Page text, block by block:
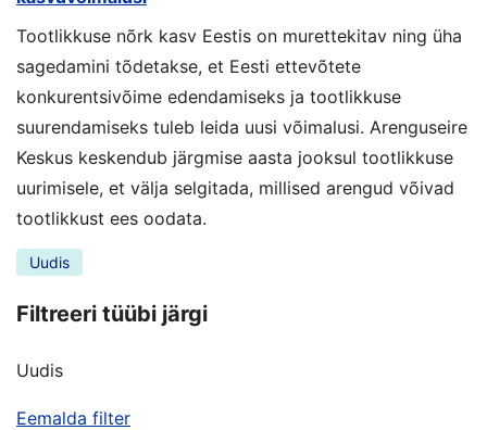
Tootlikkuse nõrk kasv Eestis on murettekitav ning üha
sagedamini tõdetakse, et Eesti ettevõtete
konkurentsivõime edendamiseks ja tootlikkuse
suurendamiseks tuleb leida uusi võimalusi. Arenguseire
Keskus keskendub järgmise aasta jooksul tootlikkuse
uurimisele, et välja selgitada, millised arengud võivad
tootlikkust ees oodata.
Uudis
Filtreeri tüübi järgi
Uudis
Eemalda filter